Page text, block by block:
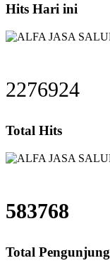
Hits Hari ini
2276924
Total Hits
583768
Total Pengunjung